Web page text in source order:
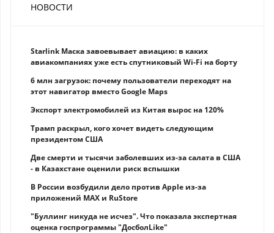
НОВОСТИ
Starlink Маска завоевывает авиацию: в каких
авиакомпаниях уже есть спутниковый Wi-Fi на борту
6 млн загрузок: почему пользователи переходят на
этот навигатор вместо Google Maps
Экспорт электромобилей из Китая вырос на 120%
Трамп раскрыл, кого хочет видеть следующим
президентом США
Две смерти и тысячи заболевших из-за салата в США
- в Казахстане оценили риск вспышки
В России возбудили дело против Apple из-за
приложений MAX и RuStore
"Буллинг никуда не исчез". Что показала экспертная
оценка госпрограммы "ДосболLike"